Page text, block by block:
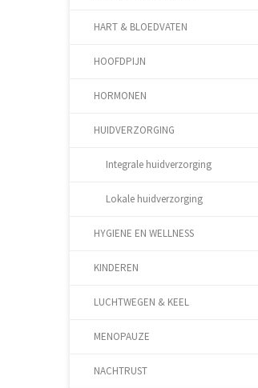
HART & BLOEDVATEN
HOOFDPIJN
HORMONEN
HUIDVERZORGING
Integrale huidverzorging
Lokale huidverzorging
HYGIENE EN WELLNESS
KINDEREN
LUCHTWEGEN & KEEL
MENOPAUZE
NACHTRUST